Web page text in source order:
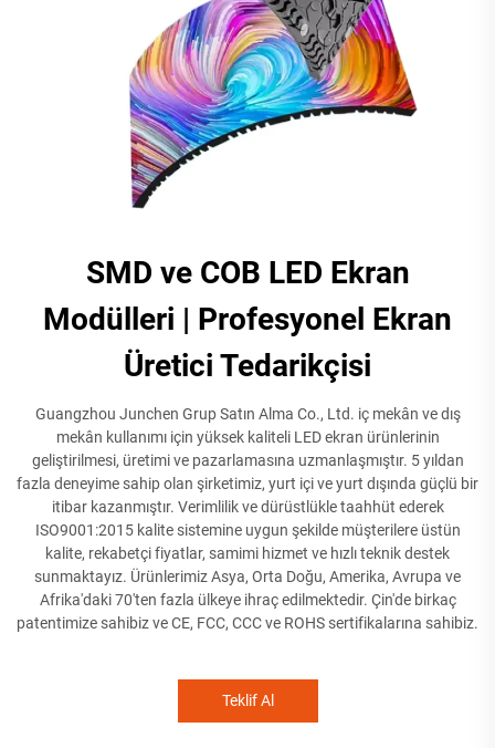
SMD ve COB LED Ekran
Modülleri | Profesyonel Ekran
Üretici Tedarikçisi
Guangzhou Junchen Grup Satın Alma Co., Ltd. iç mekân ve dış
mekân kullanımı için yüksek kaliteli LED ekran ürünlerinin
geliştirilmesi, üretimi ve pazarlamasına uzmanlaşmıştır. 5 yıldan
fazla deneyime sahip olan şirketimiz, yurt içi ve yurt dışında güçlü bir
itibar kazanmıştır. Verimlilik ve dürüstlükle taahhüt ederek
ISO9001:2015 kalite sistemine uygun şekilde müşterilere üstün
kalite, rekabetçi fiyatlar, samimi hizmet ve hızlı teknik destek
sunmaktayız. Ürünlerimiz Asya, Orta Doğu, Amerika, Avrupa ve
Afrika'daki 70'ten fazla ülkeye ihraç edilmektedir. Çin'de birkaç
patentimize sahibiz ve CE, FCC, CCC ve ROHS sertifikalarına sahibiz.
Teklif Al